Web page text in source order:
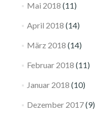
Mai 2018 (11)
April 2018 (14)
März 2018 (14)
Februar 2018 (11)
Januar 2018 (10)
Dezember 2017(9)